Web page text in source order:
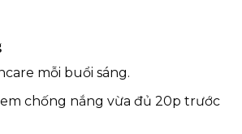
mỗi buổi sáng.
chống nắng vừa đủ 20p trước